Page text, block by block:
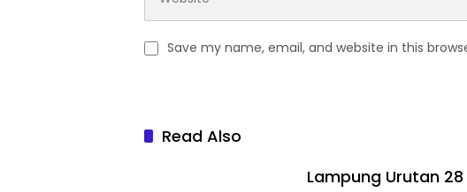
Save my name, email, and website in this
Read Also
Lampung Urutan